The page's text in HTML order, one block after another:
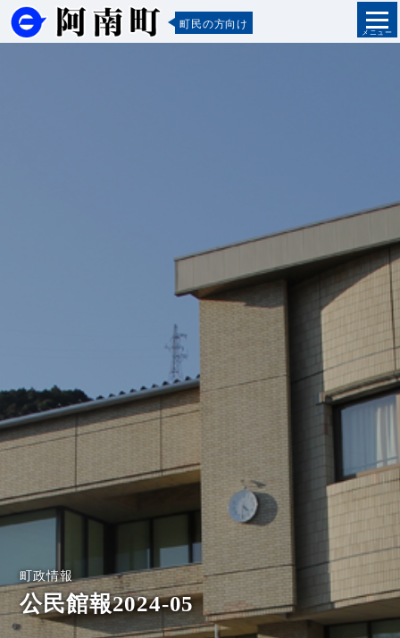
町民の方向け
メニュー
町政情報
公民館報2024-05